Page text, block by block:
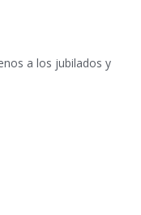
a los jubilados y